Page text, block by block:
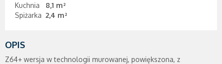
Kuchnia 8,1 m²
Spiżarka 2,4 m²
OPIS
Z64+ wersja w technologii murowanej, powiększona, z